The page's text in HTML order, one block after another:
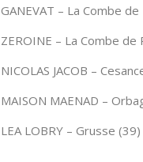
GANEVAT – La Combe
ZEROINE – La Combe de
NICOLAS JACOB –
MAISON MAENAD –
LEA LOBRY – Grusse (39)